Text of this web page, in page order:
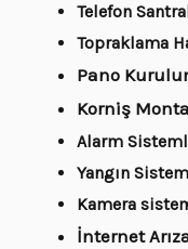
Telefon
Topraklama
Pano
Korniş
Alarm
Yangın
Kamera
İnternet